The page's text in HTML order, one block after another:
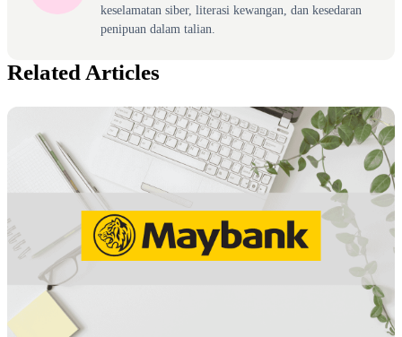
keselamatan siber, literasi kewangan, dan kesedaran
penipuan dalam talian.
Related Articles